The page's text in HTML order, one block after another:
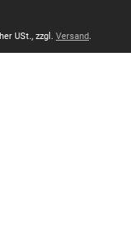
USt., zzgl. Versand.